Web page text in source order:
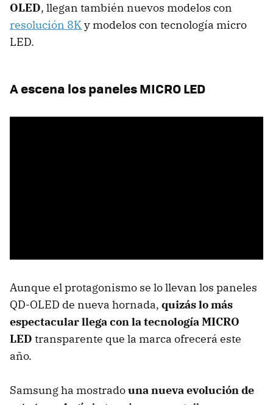
OLED, llegan también nuevos modelos con
resolución 8Ky modelos con tecnología micro
LED.
A escena los paneles MICRO LED
Aunque el protagonismo se lo llevan los paneles
QD-OLED de nueva hornada, quizás lo más
espectacular llega con la tecnología MICRO
LED transparente que la marca ofrecerá este
año.
Samsung ha mostradouna nueva evolución de